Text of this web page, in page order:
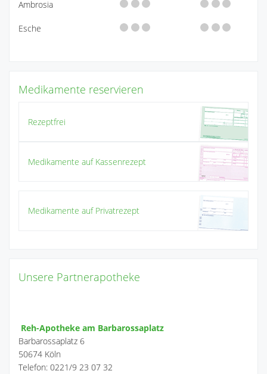
Ambrosia
Esche
Medikamente reservieren
Rezeptfrei
Medikamente auf Kassenrezept
Medikamente auf Privatrezept
Unsere Partnerapotheke
Reh-Apotheke am Barbarossaplatz
Barbarossaplatz 6
50674 Köln
Telefon: 0221/9 23 07 32